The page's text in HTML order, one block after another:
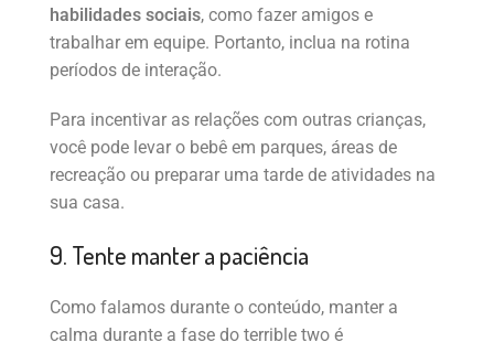
habilidades sociais, como fazer amigos e
trabalhar em equipe. Portanto, inclua na rotina
períodos de interação.
Para incentivar as relações com outras crianças,
você pode levar o bebê em parques, áreas de
recreação ou preparar uma tarde de atividades na
sua casa.
9. Tente manter a paciência
Como falamos durante o conteúdo, manter a
calma durante a fase do terrible two é